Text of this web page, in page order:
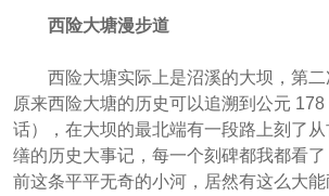
西险大塘漫步道
西险大塘实际上是沼溪的大坝，第
原来西险大塘的历史可以追溯到公元
话），在大坝的最北端有一段路上刻了
缮的历史大事记，每一个刻碑都我都看
前这条平平无奇的小河，居然有这么大